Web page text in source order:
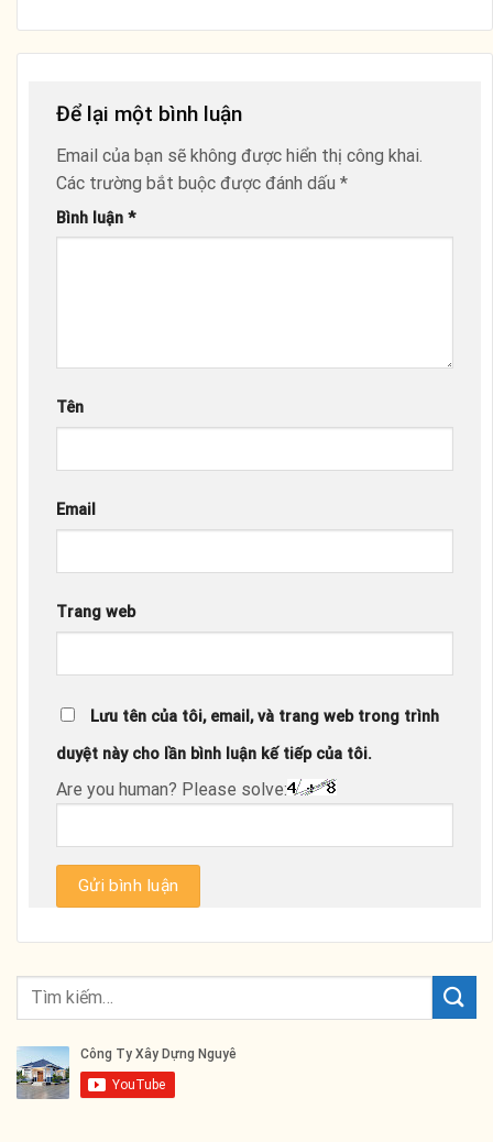
Để lại một bình luận
Email của bạn sẽ không được hiển thị công khai.
Các trường bắt buộc được đánh dấu *
Bình luận *
Tên
Email
Trang web
Lưu tên của tôi, email, và trang web trong trình
duyệt này cho lần bình luận kế tiếp của tôi.
Are you human? Please solve: